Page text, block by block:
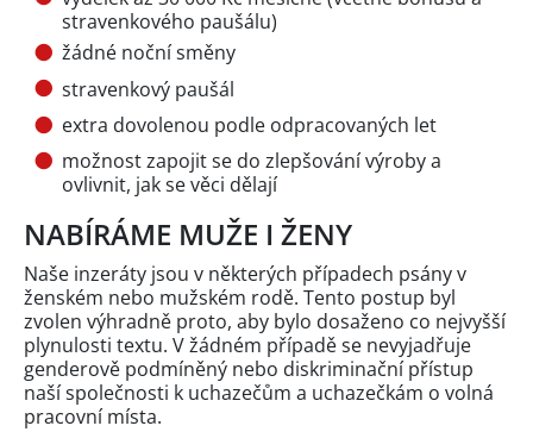
stravenkového paušálu)
žádné noční směny
stravenkový paušál
extra dovolenou podle odpracovaných let
možnost zapojit se do zlepšování výroby a
ovlivnit, jak se věci dělají
NABÍRÁME MUŽE I ŽENY
Naše inzeráty jsou v některých případech psány v
ženském nebo mužském rodě. Tento postup byl
zvolen výhradně proto, aby bylo dosaženo co nejvyšší
plynulosti textu. V žádném případě se nevyjadřuje
genderově podmíněný nebo diskriminační přístup
naší společnosti k uchazečům a uchazečkám o volná
pracovní místa.